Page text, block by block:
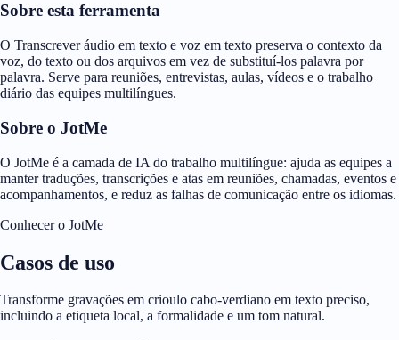
Sobre esta ferramenta
O Transcrever áudio em texto e voz em texto preserva o contexto da
voz, do texto ou dos arquivos em vez de substituí-los palavra por
palavra. Serve para reuniões, entrevistas, aulas, vídeos e o trabalho
diário das equipes multilíngues.
Sobre o JotMe
O JotMe é a camada de IA do trabalho multilíngue: ajuda as equipes a
manter traduções, transcrições e atas em reuniões, chamadas, eventos e
acompanhamentos, e reduz as falhas de comunicação entre os idiomas.
Conhecer o JotMe
Casos de uso
Transforme gravações em crioulo cabo-verdiano em texto preciso,
incluindo a etiqueta local, a formalidade e um tom natural.